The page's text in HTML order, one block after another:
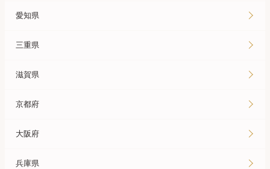
愛知県
三重県
滋賀県
京都府
大阪府
兵庫県